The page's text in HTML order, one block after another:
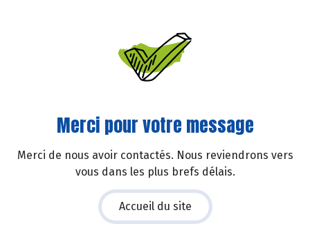
Merci pour votre message
Merci de nous avoir contactés. Nous reviendrons vers
vous dans les plus brefs délais.
Accueil du site